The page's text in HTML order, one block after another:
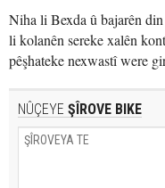
Niha li Bexda û bajarên
li kolanên sereke xalên
pêşhateke nexwastî were
NÛÇEYE ŞÎROVE BIKE